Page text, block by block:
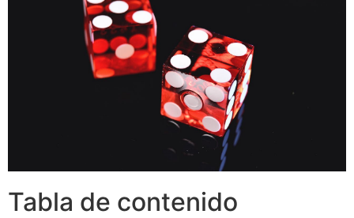
Tabla de contenido